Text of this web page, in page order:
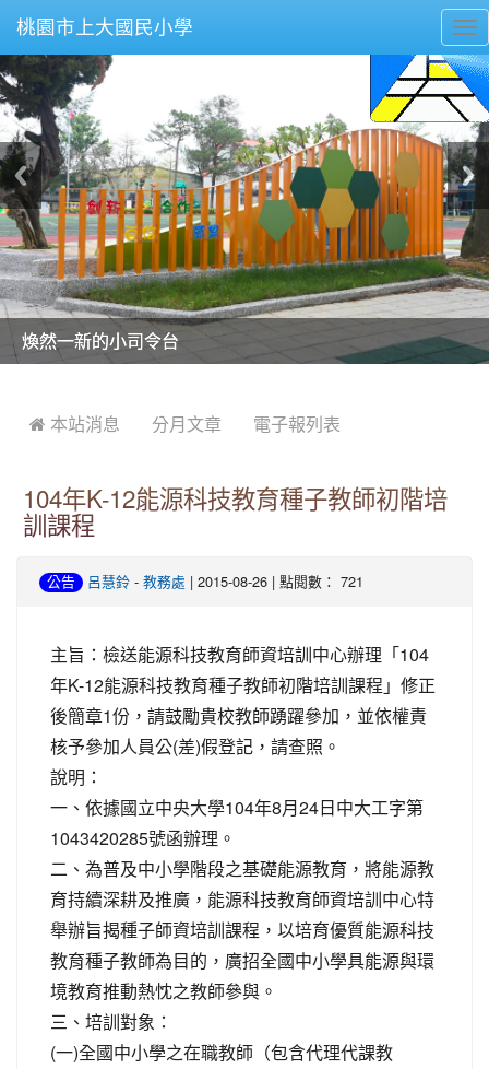
桃園市上大國民小學
美麗的操場是我們活力的來源
美麗的操場是我們活力的來源
煥然一新的小司令台
煥然一新的小司令台
富含桃園埤塘田園風光意象的中廊
富含桃園埤塘田園風光意象的中廊
嶄新的中庭廣場
嶄新的中庭廣場
水生池生生不息
水生池生生不息
 本站消息 分月文章 電子報列表
104年K-12能源科技教育種子教師初階培
訓課程
公告 呂慧鈴 - 教務處 | 2015-08-26 | 點閱數： 721
主旨：檢送能源科技教育師資培訓中心辦理「104
年K-12能源科技教育種子教師初階培訓課程」修正
後簡章1份，請鼓勵貴校教師踴躍參加，並依權責
核予參加人員公(差)假登記，請查照。
說明：
一、依據國立中央大學104年8月24日中大工字第
1043420285號函辦理。
二、為普及中小學階段之基礎能源教育，將能源教
育持續深耕及推廣，能源科技教育師資培訓中心特
舉辦旨揭種子師資培訓課程，以培育優質能源科技
教育種子教師為目的，廣招全國中小學具能源與環
境教育推動熱忱之教師參與。
三、培訓對象：
(一)全國中小學之在職教師（包含代理代課教